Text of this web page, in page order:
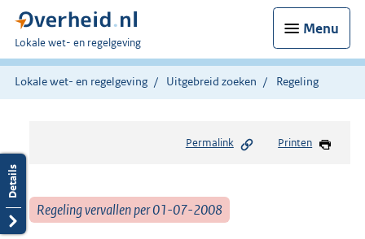
Menu
U
bent
hier:
Lokale wet- en regelgeving
Lokale wet- en regelgeving Uitgebreid zoeken Regeling
Permalink Printen
Regeling vervallen per 01-07-2008